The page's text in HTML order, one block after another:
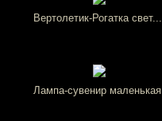
Вертолетик-Рогатка свет...
Лампа-сувенир маленькая